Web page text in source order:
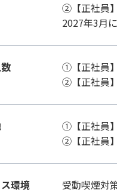
②【正社員
2027年3月
①【正社員
②【正社
①【正社員
②【正社員
環境 受動喫煙対